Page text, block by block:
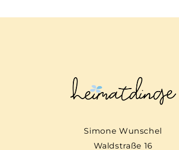
Simone Wunschel
Waldstraße 16